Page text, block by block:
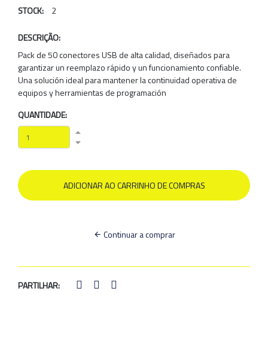
STOCK: 2
DESCRIÇÃO:
Pack de 50 conectores USB de alta calidad, diseñados para
garantizar un reemplazo rápido y un funcionamiento confiable.
Una solución ideal para mantener la continuidad operativa de
equipos y herramientas de programación
QUANTIDADE:
Continuar a comprar
PARTILHAR: